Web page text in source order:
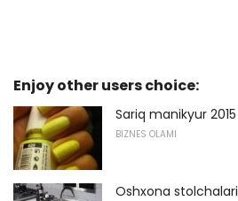
Enjoy other users choice:
Sariq manikyur 2015
BIZNES OLAMI
Oshxona stolchalari